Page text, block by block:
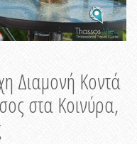
Διαμονή Κοντά
στα Κοινύρα,